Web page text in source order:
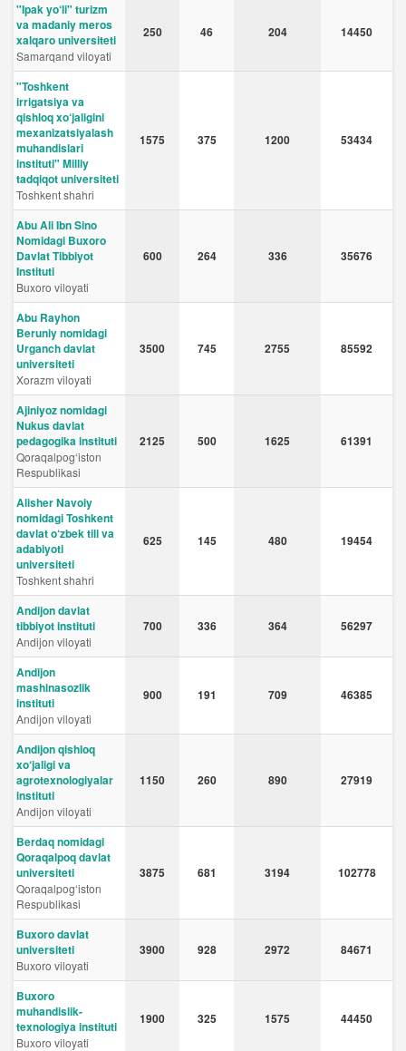
"Ipak yo‘li" turizm
va madaniy meros
xalqaro universiteti
Samarqand viloyati
250 46 204 14450
"Toshkent
irrigatsiya va
qishloq xo‘jaligini
mexanizatsiyalash
muhandislari
instituti" Milliy
tadqiqot universiteti
Toshkent shahri
1575 375 1200 53434
Abu Ali Ibn Sino
Nomidagi Buxoro
Davlat Tibbiyot
Instituti
Buxoro viloyati
600 264 336 35676
Abu Rayhon
Beruniy nomidagi
Urganch davlat
universiteti
Xorazm viloyati
3500 745 2755 85592
Ajiniyoz nomidagi
Nukus davlat
pedagogika instituti
Qoraqalpog‘iston
Respublikasi
2125 500 1625 61391
Alisher Navoiy
nomidagi Toshkent
davlat o‘zbek tili va
adabiyoti
universiteti
Toshkent shahri
625 145 480 19454
Andijon davlat
tibbiyot instituti
Andijon viloyati
700 336 364 56297
Andijon
mashinasozlik
instituti
Andijon viloyati
900 191 709 46385
Andijon qishloq
xo‘jaligi va
agrotexnologiyalar
instituti
Andijon viloyati
1150 260 890 27919
Berdaq nomidagi
Qoraqalpoq davlat
universiteti
Qoraqalpog‘iston
Respublikasi
3875 681 3194 102778
Buxoro davlat
universiteti
Buxoro viloyati
3900 928 2972 84671
Buxoro
muhandislik-
texnologiya instituti
Buxoro viloyati
1900 325 1575 44450